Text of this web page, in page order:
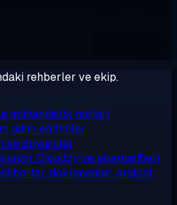
rehberler ve ekip.
mühendislik notları
adım eğitimler
ve duyurular
Cloudzy ve alternatifleri
dokümanlar, araçlar,